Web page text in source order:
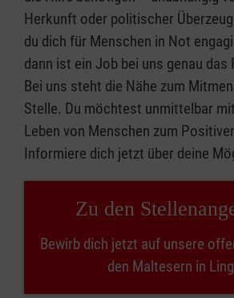
Herkunft oder politischer
du dich für Menschen in Not
dann ist ein Job bei uns genau das
Bei uns steht die Nähe zum
Stelle. Du möchtest unmittelbar
Leben von Menschen zum
Informiere dich jetzt über deine
Zu den
Bewirb dich jetzt auf unsere
den Maltesern in